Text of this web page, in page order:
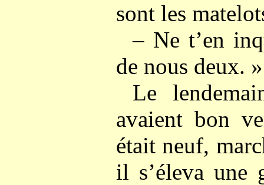
sont les
– Ne t’en
de nous deux. »
Le
avaient bon
était neuf,
il s’éleva une